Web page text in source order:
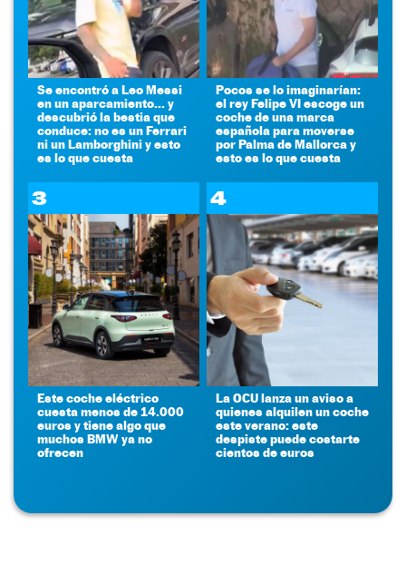
Se encontró a Leo Messi
en un aparcamiento... y
descubrió la bestia que
conduce: no es un Ferrari
ni un Lamborghini y esto
es lo que cuesta
Pocos se lo imaginarían:
el rey Felipe VI escoge un
coche de una marca
española para moverse
por Palma de Mallorca y
esto es lo que cuesta
3
Este coche eléctrico
cuesta menos de 14.000
euros y tiene algo que
muchos BMW ya no
ofrecen
4
La OCU lanza un aviso a
quienes alquilen un coche
este verano: este
despiste puede costarte
cientos de euros